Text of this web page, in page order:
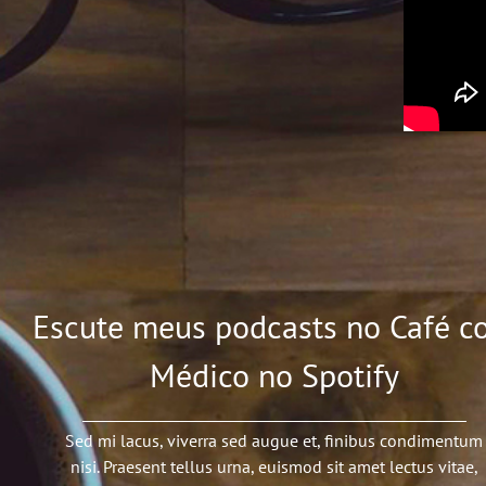
Escute meus podcasts no Café
Médico no Spotify
Sed mi lacus, viverra sed augue et, finibus condimentum
nisi. Praesent tellus urna, euismod sit amet lectus vitae,